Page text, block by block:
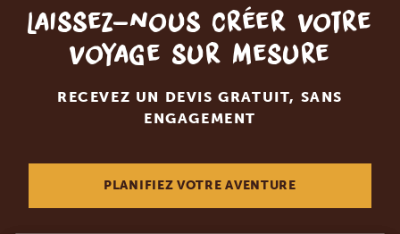
Laissez-nous créer votre
voyage sur mesure
RECEVEZ UN DEVIS GRATUIT, SANS
ENGAGEMENT
PLANIFIEZ VOTRE AVENTURE